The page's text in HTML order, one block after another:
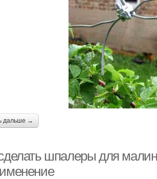
дальше →
шпалеры для